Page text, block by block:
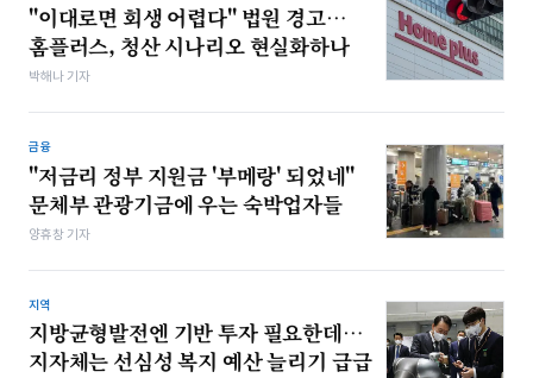
"이대로면 회생 어렵다" 법원 경고…
홈플러스, 청산 시나리오 현실화하나
박해나 기자
금융
"저금리 정부 지원금 '부메랑' 되었네"
문체부 관광기금에 우는 숙박업자들
양휴창 기자
지역
지방균형발전엔 기반 투자 필요한데…
지자체는 선심성 복지 예산 늘리기 급급